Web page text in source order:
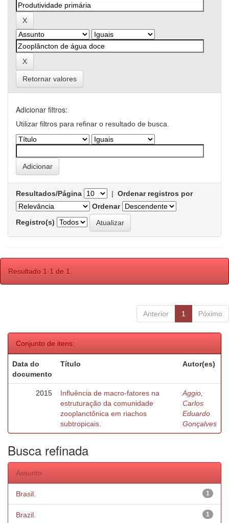
Retornar valores
Adicionar filtros:
Utilizar filtros para refinar o resultado de busca.
Resultados/Página | Ordenar registros por
Ordenar
Registro(s)
Resultado 1-1 de 1.
Anterior 1 Póximo
Conjunto de itens:
Data do
documento
Título Autor(es)
2015
Influência de macro-fatores na
estruturação da comunidade
zooplanctônica em riachos
subtropicais.
Aggio,
Carlos
Eduardo
Gonçalves
Busca refinada
Assunto
1
Brasil.
1
Brazil.